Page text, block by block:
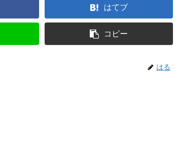
はてブ
コピー
はる